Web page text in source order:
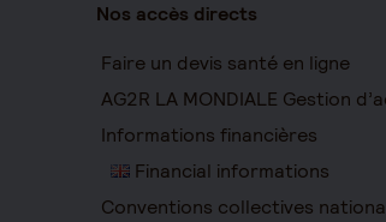
Nos accès directs
Faire un devis santé en ligne
AG2R LA MONDIALE Gestion
Informations financières
Financial informations
Conventions collectives